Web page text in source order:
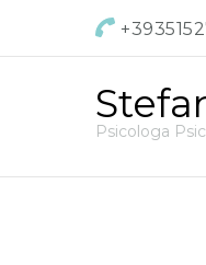
Psicologa